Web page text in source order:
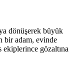
dönüşerek büyük
bir adam, evinde
ekiplerince gözaltına